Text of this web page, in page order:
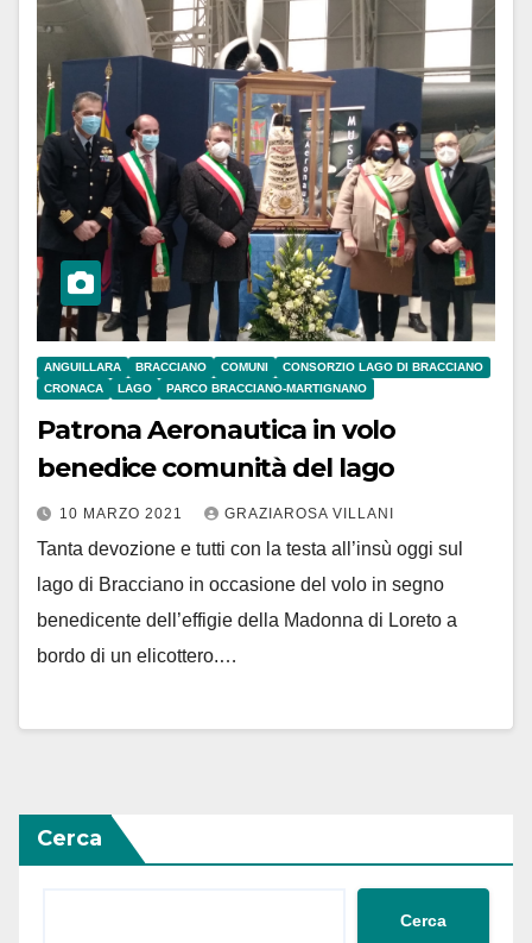
ANGUILLARA BRACCIANO COMUNI
CONSORZIO LAGO DI BRACCIANO
CRONACA
LAGO PARCO BRACCIANO-MARTIGNANO
Patrona Aeronautica in volo
benedice comunità del lago
10 MARZO 2021 GRAZIAROSA VILLANI
Tanta devozione e tutti con la testa all’insù oggi sul
lago di Bracciano in occasione del volo in segno
benedicente dell’effigie della Madonna di Loreto a
bordo di un elicottero.…
Cerca
Cerca